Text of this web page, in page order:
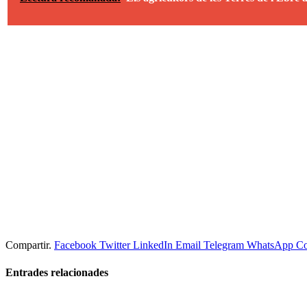
Compartir. Facebook Twitter LinkedIn Email Telegram WhatsApp
Entrades relacionades